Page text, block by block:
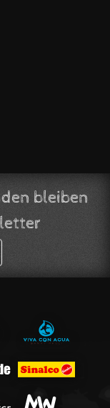
bleiben